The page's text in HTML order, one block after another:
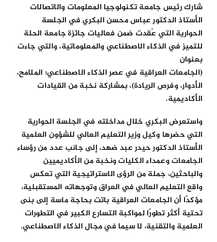
شارك رئيس جامعة تكنولوجيا المعلومات والاتصالات
الأستاذ الدكتور عباس محسن البكري في الجلسة
الحوارية التي عُقدت ضمن فعاليات جائزة جامعة الحلة
للتميز في الذكاء الاصطناعي والمعلوماتية، والتي جاءت
بعنوان
(الجامعات العراقية في عصر الذكاء الاصطناعي؛ الملامح،
الأدوار، وفرص الريادة)، بمشاركة نخبة من القيادات
الأكاديمية.
واستعرض البكري خلال مداخلته في الجلسة الحوارية
التي حضرها وكيل وزير التعليم العالي للشؤون العلمية
الأستاذ الدكتور حيدر عبد ضهد، إلى جانب عدد من رؤساء
الجامعات وعمداء الكليات ونخبة من الأكاديميين
والباحثين، جملة من الرؤى الاستراتيجية التي تعكس
واقع التعليم العالي في العراق وتوجهاته المستقبلية،
مؤكدًا أن الجامعات العراقية باتت بحاجة ماسة إلى بنى
تحتية أكثر تطورًا لمواكبة التسارع الكبير في التطورات
العلمية والتقنية، لا سيما في مجال الذكاء الاصطناعي.